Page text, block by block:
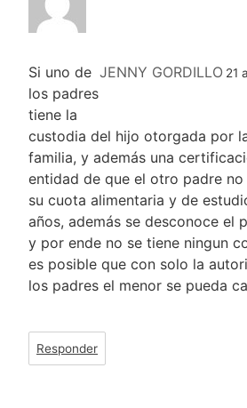
JENNY GORDILLO 21
Si uno de
los padres
tiene la
custodia del hijo otorgada por
familia, y además una
entidad de que el otro padre
su cuota alimentaria y de
años, además se desconoce el
y por ende no se tiene ningun
es posible que con solo la
los padres el menor se pueda
Responder